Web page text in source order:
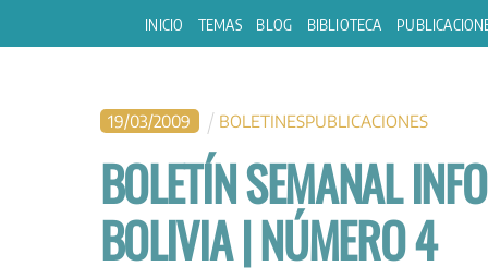
INICIO TEMAS BLOG BIBLIOTECA
19/03/2009 BOLETINESPUBLICACIONES
BOLETÍN SEMANAL
BOLIVIA | NÚMERO 4